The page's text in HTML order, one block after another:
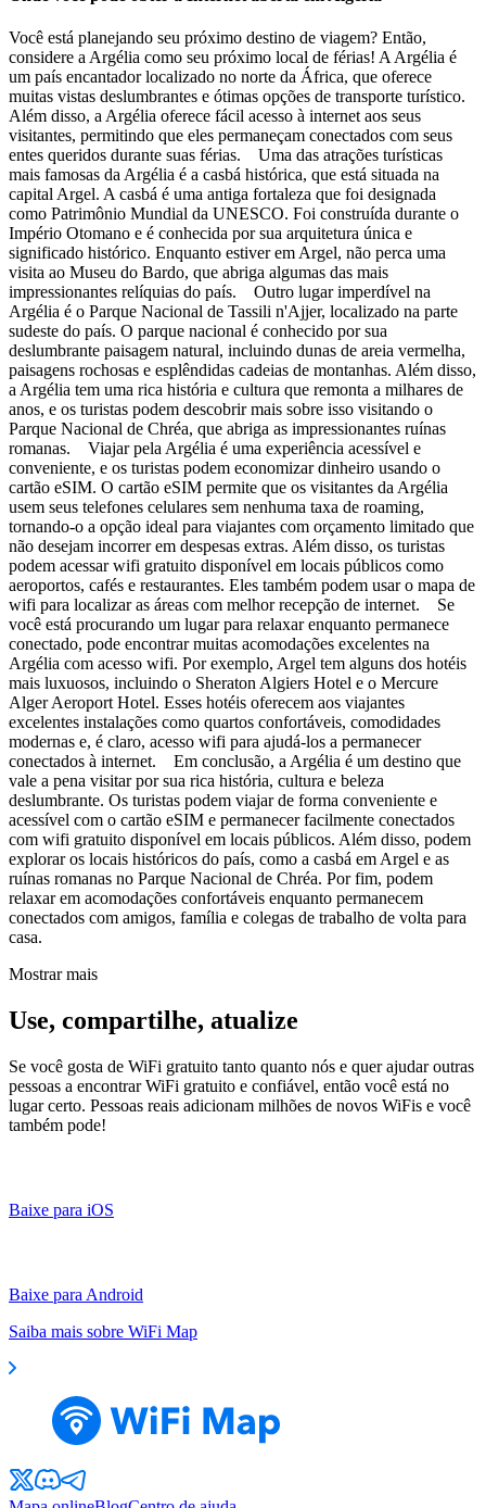
Você está planejando seu próximo destino de viagem? Então,
considere a Argélia como seu próximo local de férias! A Argélia é
um país encantador localizado no norte da África, que oferece
muitas vistas deslumbrantes e ótimas opções de transporte turístico.
Além disso, a Argélia oferece fácil acesso à internet aos seus
visitantes, permitindo que eles permaneçam conectados com seus
entes queridos durante suas férias. Uma das atrações turísticas
mais famosas da Argélia é a casbá histórica, que está situada na
capital Argel. A casbá é uma antiga fortaleza que foi designada
como Patrimônio Mundial da UNESCO. Foi construída durante o
Império Otomano e é conhecida por sua arquitetura única e
significado histórico. Enquanto estiver em Argel, não perca uma
visita ao Museu do Bardo, que abriga algumas das mais
impressionantes relíquias do país. Outro lugar imperdível na
Argélia é o Parque Nacional de Tassili n'Ajjer, localizado na parte
sudeste do país. O parque nacional é conhecido por sua
deslumbrante paisagem natural, incluindo dunas de areia vermelha,
paisagens rochosas e esplêndidas cadeias de montanhas. Além disso,
a Argélia tem uma rica história e cultura que remonta a milhares de
anos, e os turistas podem descobrir mais sobre isso visitando o
Parque Nacional de Chréa, que abriga as impressionantes ruínas
romanas. Viajar pela Argélia é uma experiência acessível e
conveniente, e os turistas podem economizar dinheiro usando o
cartão eSIM. O cartão eSIM permite que os visitantes da Argélia
usem seus telefones celulares sem nenhuma taxa de roaming,
tornando-o a opção ideal para viajantes com orçamento limitado que
não desejam incorrer em despesas extras. Além disso, os turistas
podem acessar wifi gratuito disponível em locais públicos como
aeroportos, cafés e restaurantes. Eles também podem usar o mapa de
wifi para localizar as áreas com melhor recepção de internet. Se
você está procurando um lugar para relaxar enquanto permanece
conectado, pode encontrar muitas acomodações excelentes na
Argélia com acesso wifi. Por exemplo, Argel tem alguns dos hotéis
mais luxuosos, incluindo o Sheraton Algiers Hotel e o Mercure
Alger Aeroport Hotel. Esses hotéis oferecem aos viajantes
excelentes instalações como quartos confortáveis, comodidades
modernas e, é claro, acesso wifi para ajudá-los a permanecer
conectados à internet. Em conclusão, a Argélia é um destino que
vale a pena visitar por sua rica história, cultura e beleza
deslumbrante. Os turistas podem viajar de forma conveniente e
acessível com o cartão eSIM e permanecer facilmente conectados
com wifi gratuito disponível em locais públicos. Além disso, podem
explorar os locais históricos do país, como a casbá em Argel e as
ruínas romanas no Parque Nacional de Chréa. Por fim, podem
relaxar em acomodações confortáveis enquanto permanecem
conectados com amigos, família e colegas de trabalho de volta para
casa.
Mostrar mais
Use, compartilhe, atualize
Se você gosta de WiFi gratuito tanto quanto nós e quer ajudar outras
pessoas a encontrar WiFi gratuito e confiável, então você está no
lugar certo. Pessoas reais adicionam milhões de novos WiFis e você
também pode!
Baixe para iOS
Baixe para Android
Saiba mais sobre WiFi Map